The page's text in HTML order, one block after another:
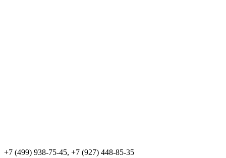
+7 (499) 938-75-45, +7 (927) 448-85-35